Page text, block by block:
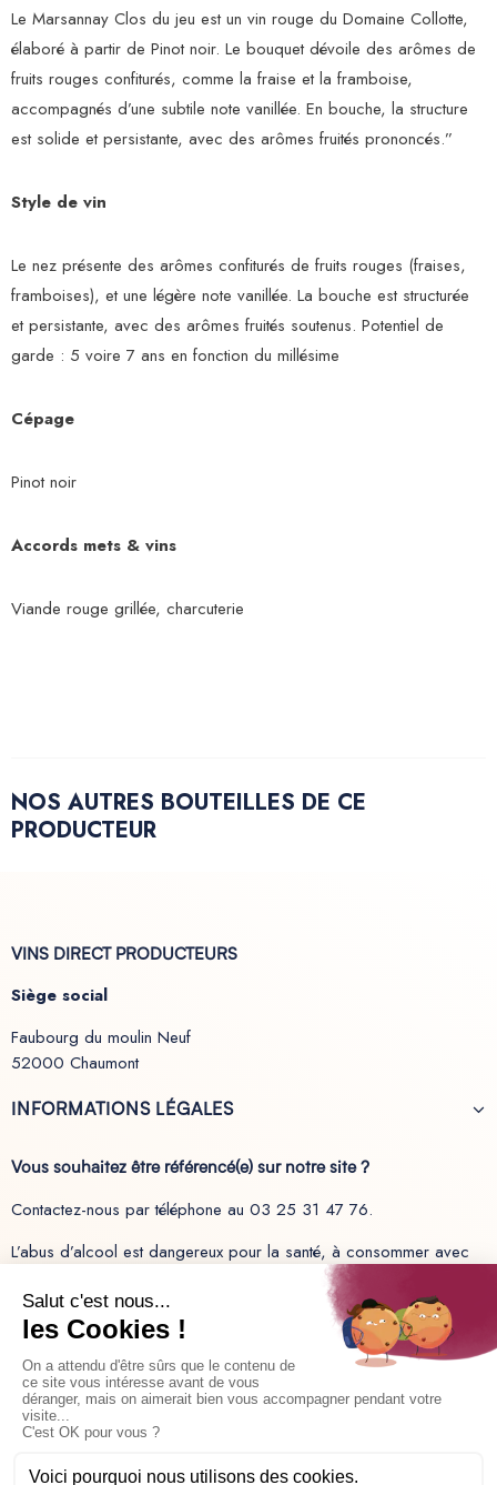
Le Marsannay Clos du jeu est un vin rouge du Domaine Collotte,
élaboré à partir de Pinot noir. Le bouquet dévoile des arômes de
fruits rouges confiturés, comme la fraise et la framboise,
accompagnés d’une subtile note vanillée. En bouche, la structure
est solide et persistante, avec des arômes fruités prononcés.”
Style de vin
Le nez présente des arômes confiturés de fruits rouges (fraises,
framboises), et une légère note vanillée. La bouche est structurée
et persistante, avec des arômes fruités soutenus. Potentiel de
garde : 5 voire 7 ans en fonction du millésime
Cépage
Pinot noir
Accords mets & vins
Viande rouge grillée, charcuterie
NOS AUTRES BOUTEILLES DE CE
PRODUCTEUR
VINS DIRECT PRODUCTEURS
Siège social
Faubourg du moulin Neuf
52000 Chaumont
INFORMATIONS LÉGALES
Vous souhaitez être référencé(e) sur notre site ?
Contactez-nous par téléphone au 03 25 31 47 76.
L’abus d’alcool est dangereux pour la santé, à consommer avec
Recevez les dernières actualités sur nos produits